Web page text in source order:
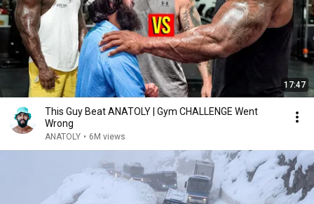
17:47
This Guy Beat ANATOLY | Gym CHALLENGE Went
Wrong
ANATOLY • 6M views